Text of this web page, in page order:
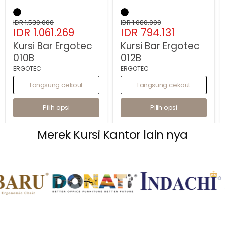
Kursi
Bar
Ergotec
010B
Harga
asli
IDR 1.530.000
Harga
sekarang
IDR 1.061.269
Kursi Bar Ergotec
010B
ERGOTEC
Langsung cekout
Pilih opsi
Kursi
Bar
Ergotec
012B
Harga
asli
IDR 1.080.000
Harga
sekarang
IDR 794.131
Kursi Bar Ergotec
012B
ERGOTEC
Langsung cekout
Pilih opsi
Merek Kursi Kantor lain nya